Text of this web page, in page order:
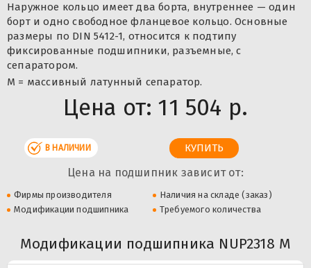
Наружное кольцо имеет два борта, внутреннее — один
борт и одно свободное фланцевое кольцо. Основные
размеры по DIN 5412-1, относится к подтипу
фиксированные подшипники, разъемные, с
сепаратором.
M = массивный латунный сепаратор.
Цена от: 11 504 р.
В НАЛИЧИИ
Цена на подшипник зависит от:
Фирмы производителя
Наличия на складе (заказ)
Модификации подшипника
Требуемого количества
Модификации подшипника NUP2318 M